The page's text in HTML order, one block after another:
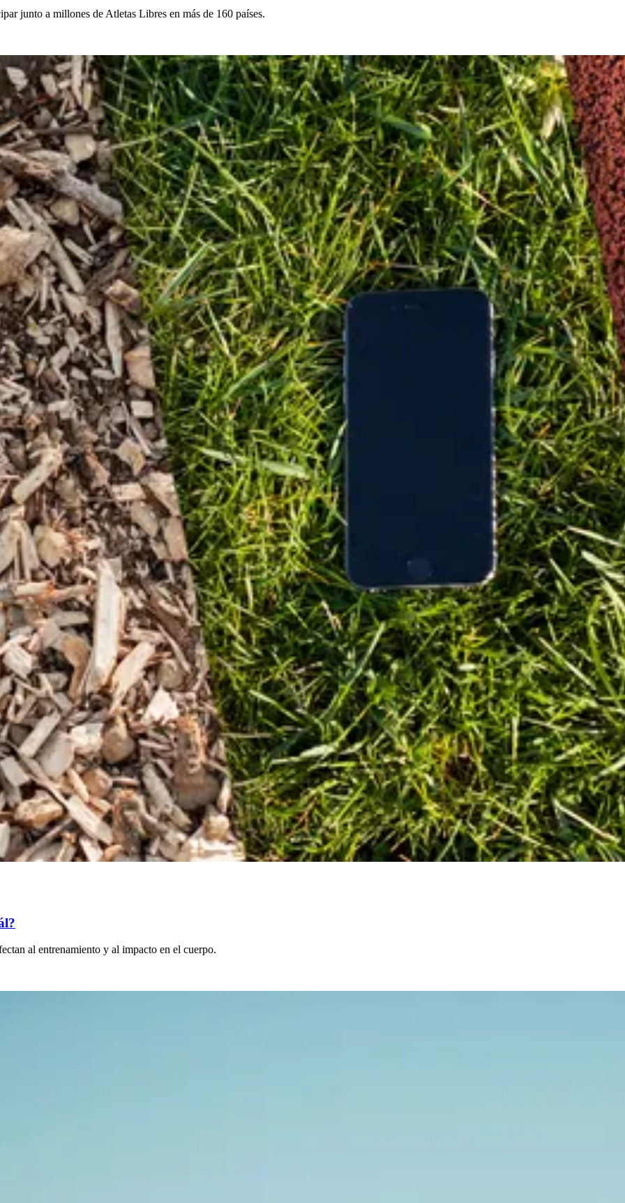
junto a millones de Atletas Libres en más de 160 países.
al entrenamiento y al impacto en el cuerpo.